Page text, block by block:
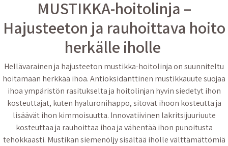
MUSTIKKA-hoitolinja –
Hajusteeton ja rauhoittava hoito
herkälle iholle
Hellävarainen ja hajusteeton mustikka-hoitolinja on suunniteltu
hoitamaan herkkää ihoa. Antioksidanttinen mustikkauute suojaa
ihoa ympäristön rasitukselta ja hoitolinjan hyvin siedetyt ihon
kosteuttajat, kuten hyaluronihappo, sitovat ihoon kosteutta ja
lisäävät ihon kimmoisuutta. Innovatiivinen lakritsijuuriuute
kosteuttaa ja rauhoittaa ihoa ja vähentää ihon punoitusta
tehokkaasti. Mustikan siemenöljy sisältää iholle välttämättömiä